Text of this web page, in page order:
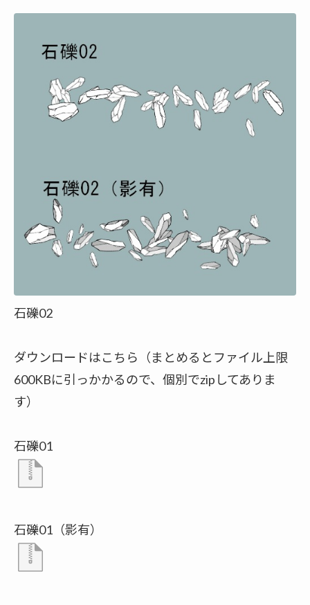
石礫02
ダウンロードはこちら（まとめるとファイル上限
600KBに引っかかるので、個別でzipしてありま
す）
石礫01
石礫01（影有）